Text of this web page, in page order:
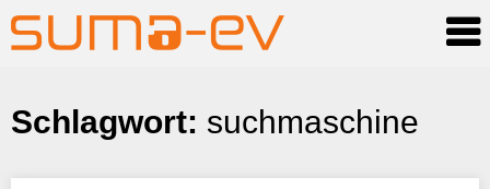
Skip
Schlagwort: suchmaschine